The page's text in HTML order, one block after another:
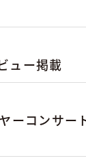
ュー掲載
ーコンサ